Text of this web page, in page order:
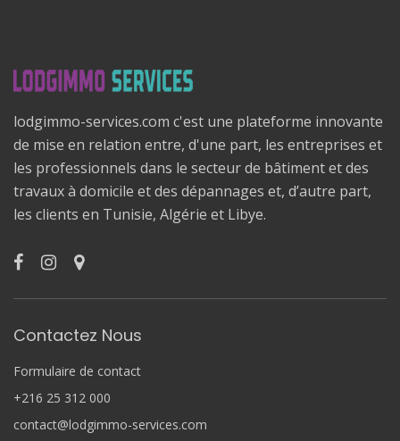
lodgimmo-services.com c'est une plateforme innovante
de mise en relation entre, d'une part, les entreprises et
les professionnels dans le secteur de bâtiment et des
travaux à domicile et des dépannages et, d’autre part,
les clients en Tunisie, Algérie et Libye.
Contactez Nous
Formulaire de contact
+216 25 312 000
contact@lodgimmo-services.com